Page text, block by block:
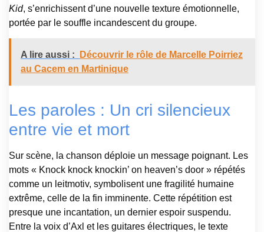
Kid, s’enrichissent d’une nouvelle texture émotionnelle,
portée par le souffle incandescent du groupe.
A lire aussi :
Découvrir le rôle de Marcelle Poirriez
au Cacem en Martinique
Les paroles : Un cri silencieux
entre vie et mort
Sur scène, la chanson déploie un message poignant. Les
mots « Knock knock knockin’ on heaven’s door » répétés
comme un leitmotiv, symbolisent une fragilité humaine
extrême, celle de la fin imminente. Cette répétition est
presque une incantation, un dernier espoir suspendu.
Entre la voix d’Axl et les guitares électriques, le texte